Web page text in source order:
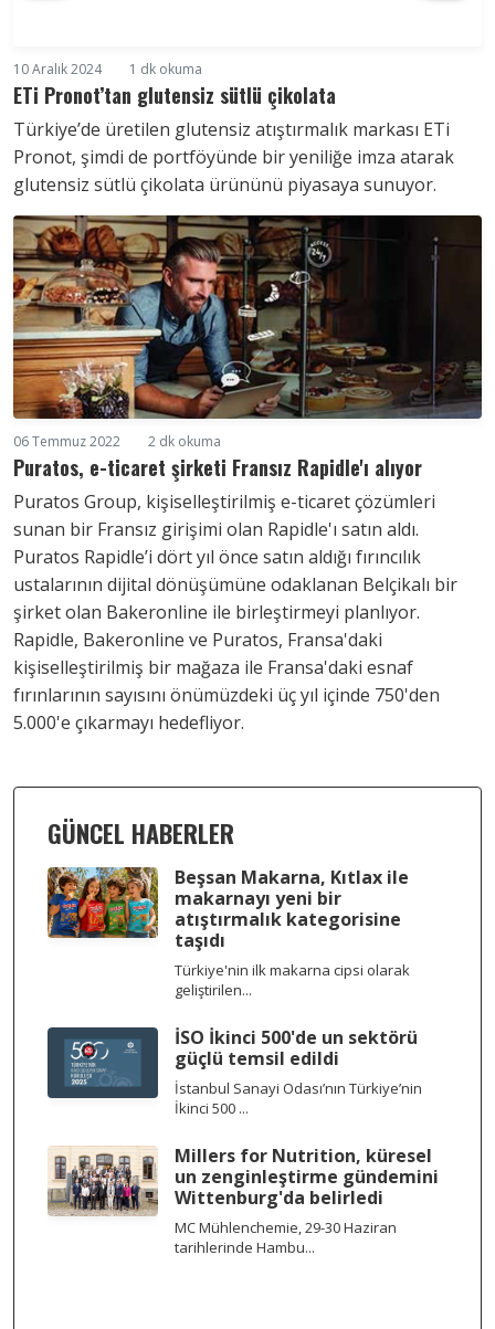
10 Aralık 2024 1 dk okuma
ETi Pronot’tan glutensiz sütlü çikolata
Türkiye’de üretilen glutensiz atıştırmalık markası ETi
Pronot, şimdi de portföyünde bir yeniliğe imza atarak
glutensiz sütlü çikolata ürününü piyasaya sunuyor.
06 Temmuz 2022 2 dk okuma
Puratos, e-ticaret şirketi Fransız Rapidle'ı alıyor
Puratos Group, kişiselleştirilmiş e-ticaret çözümleri
sunan bir Fransız girişimi olan Rapidle'ı satın aldı.
Puratos Rapidle’i dört yıl önce satın aldığı fırıncılık
ustalarının dijital dönüşümüne odaklanan Belçikalı bir
şirket olan Bakeronline ile birleştirmeyi planlıyor.
Rapidle, Bakeronline ve Puratos, Fransa'daki
kişiselleştirilmiş bir mağaza ile Fransa'daki esnaf
fırınlarının sayısını önümüzdeki üç yıl içinde 750'den
5.000'e çıkarmayı hedefliyor.
GÜNCEL HABERLER
Beşsan Makarna, Kıtlax ile
makarnayı yeni bir
atıştırmalık kategorisine
taşıdı
Türkiye'nin ilk makarna cipsi olarak
geliştirilen...
İSO İkinci 500'de un sektörü
güçlü temsil edildi
İstanbul Sanayi Odası’nın Türkiye’nin
İkinci 500 ...
Millers for Nutrition, küresel
un zenginleştirme gündemini
Wittenburg'da belirledi
MC Mühlenchemie, 29-30 Haziran
tarihlerinde Hambu...